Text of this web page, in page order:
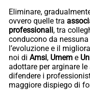
Eliminare,
ovvero quelle tra
professionali, tra
conducono da
l’evoluzione e il
noi di Amsi, Umem e
adottare per arginare
difendere i
maggiore dispiego di